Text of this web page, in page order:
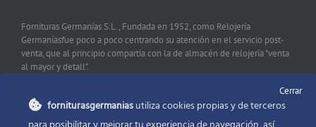
Fornituras Germanías S.L., Fundada en 1952, como Relojería
Germaníasfue poco a poco centrando su atención en el servicio post-
venta, que al principio compartía con la de almacén de relojería "venta
al mayor y detall".
CONTACTO
Cerrar
forniturasgermaniasutiliza cookies propias y de terceros